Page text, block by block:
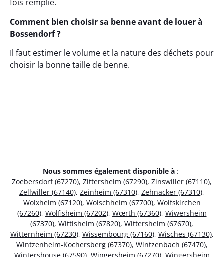
fois remplie.
Comment bien choisir sa benne avant de louer à
Bossendorf ?
Il faut estimer le volume et la nature des déchets pour
choisir la bonne taille de benne.
Nous sommes également disponible à :
Zoebersdorf (67270), Zittersheim (67290), Zinswiller (67110),
Zellwiller (67140), Zeinheim (67310), Zehnacker (67310),
Wolxheim (67120), Wolschheim (67700), Wolfskirchen
(67260), Wolfisheim (67202), Wœrth (67360), Wiwersheim
(67370), Wittisheim (67820), Wittersheim (67670),
Witternheim (67230), Wissembourg (67160), Wisches (67130),
Wintzenheim-Kochersberg (67370), Wintzenbach (67470),